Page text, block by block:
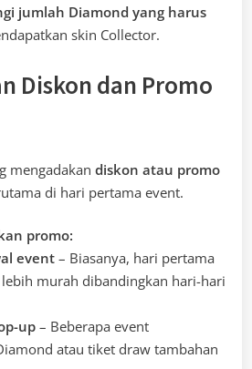
jumlah Diamond yang harus
skin Collector.
Diskon dan Promo
mengadakan diskon atau promo
di hari pertama event.
promo:
event – Biasanya, hari pertama
murah dibandingkan hari-hari
up – Beberapa event
atau tiket draw tambahan